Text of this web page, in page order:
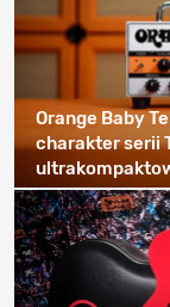
Orange Baby
charakter serii